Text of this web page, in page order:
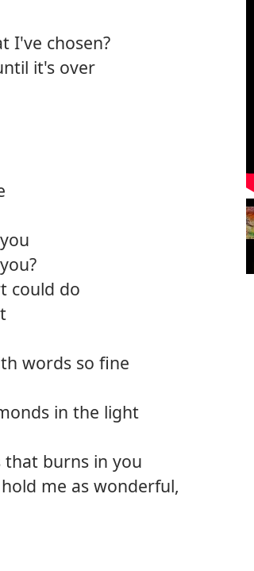
I've chosen?
it's over
could do
words so fine
in the light
that burns in you
me as wonderful,